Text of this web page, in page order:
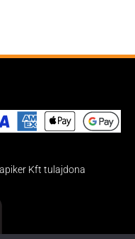
Kft tulajdona